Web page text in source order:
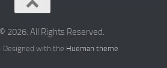
2026. All Rights Reserved.
Designed with the Hueman theme